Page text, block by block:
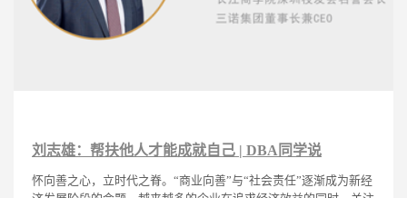
刘志雄：帮扶他人才能成就自己 | DBA同学说
怀向善之心，立时代之脊。“商业向善”与“社会责任”逐渐成为新经